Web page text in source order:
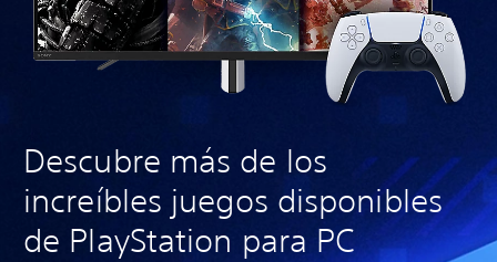
Descubre más de los
increíbles juegos disponibles
de PlayStation para PC